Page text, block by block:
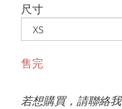
尺寸
售完
若想購買，請聯絡我